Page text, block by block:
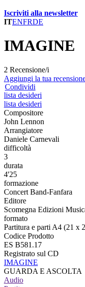
Iscriviti alla newsletter
ITENFRDE
IMAGINE
2 Recensione/i
Aggiungi la tua
Condividi
lista desideri
lista desideri
Compositore
John Lennon
Arrangiatore
Daniele Carnevali
difficoltà
3
durata
4'25
formazione
Concert Band-Fanfara
Editore
Scomegna Edizioni
formato
Partitura e parti A4 (21 x
Codice Prodotto
ES B581.17
Registrato sul CD
IMAGINE
GUARDA E ASCOLTA
Audio